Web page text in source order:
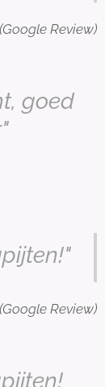
Review)
goed
Review)